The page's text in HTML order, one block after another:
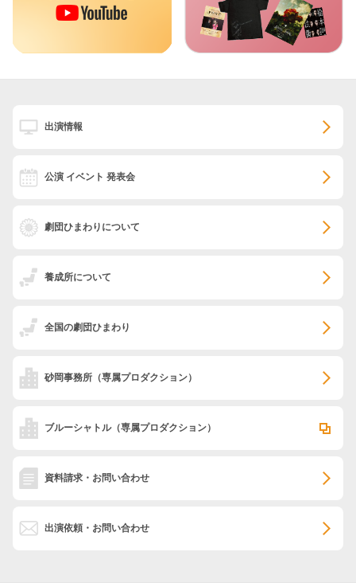
出演情報
公演 イベント 発表会
劇団ひまわりについて
養成所について
全国の劇団ひまわり
砂岡事務所 （専属プロダクション）
ブルーシャトル（専属プロダクション）
資料請求・お問い合わせ
出演依頼・お問い合わせ